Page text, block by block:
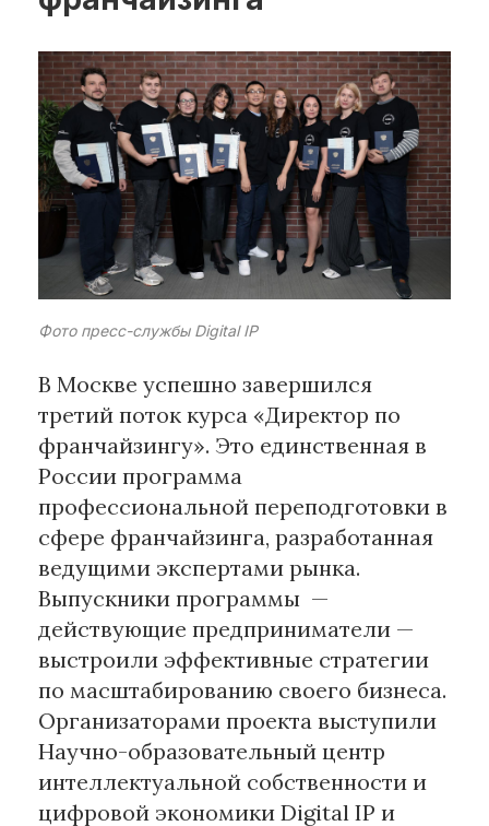
Рубрики
Интеллектуальная собственность
и креативные индустрии
Кино и театр
Искусство
Дизайн и мода
Реклама и маркетинг
Архитектура и урбанистика
Медиа
Образование
Издательское дело
Музыка
Музеи
Материалы партнеров
АКИ
Artists / Художники.РФ
n'RIS
Онлайн патент
Цифровой Сарафан
Смотрите нас в соцсетях и мессенджерах
Фото пресс-службы Digital IP
В Москве успешно завершился
третий поток курса «Директор по
франчайзингу». Это единственная в
России программа
профессиональной переподготовки в
сфере франчайзинга, разработанная
ведущими экспертами рынка.
Выпускники программы —
действующие предприниматели —
выстроили эффективные стратегии
по масштабированию своего бизнеса.
Организаторами проекта выступили
Научно-образовательный центр
интеллектуальной собственности и
цифровой экономики Digital IP и